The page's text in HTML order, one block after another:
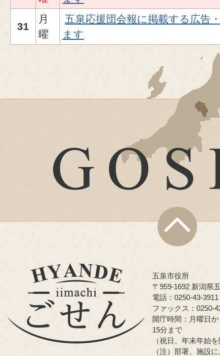
31
月
曜
五泉応援団会報に掲載する広告
ます
五泉市役所
〒959-1692 新潟県
電話：0250-43-
ファックス：0250-
開庁時間：月曜日
15分まで
（祝日、年末年始
（注）部署、施設